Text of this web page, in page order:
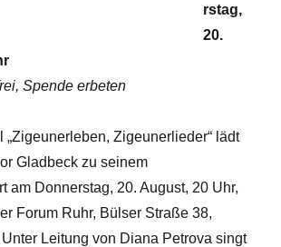
rstag,
20.
Spende erbeten
„Zigeunerleben, Zigeunerlieder“ lädt
Gladbeck zu seinem
am Donnerstag, 20. August, 20 Uhr,
Forum Ruhr, Bülser Straße 38,
Leitung von Diana Petrova singt